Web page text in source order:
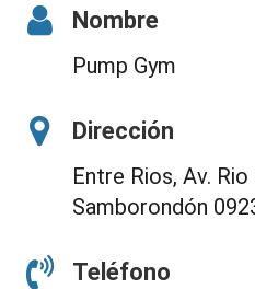
Nombre
Pump Gym
Dirección
Entre Rios, Av. Rio
Samborondón
Teléfono